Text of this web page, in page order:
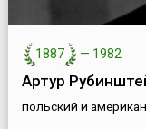
1887 — 1982
Артур
польский и